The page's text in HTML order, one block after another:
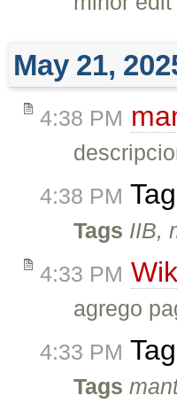
May 21,
4:38 PM
4:38 PM
Tags IIB,
4:33 PM
agrego
4:33 PM
Tags